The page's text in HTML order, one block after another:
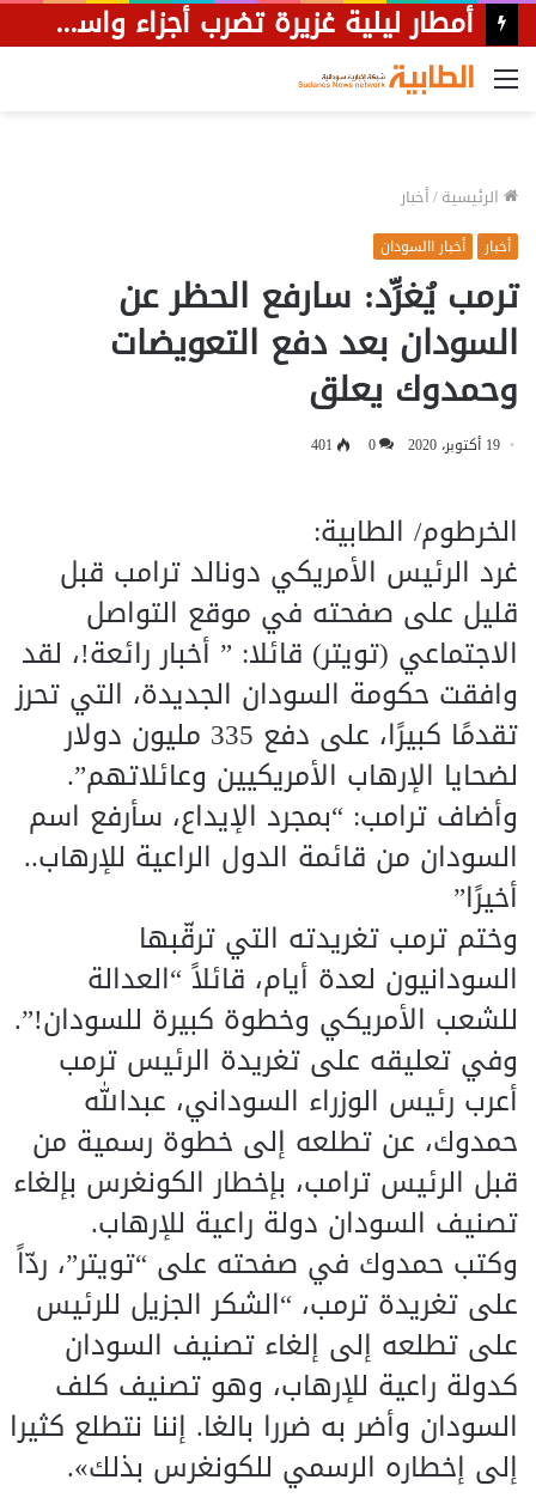
أمطار ليلية غزيرة تضرب أجزاء واسعة من محلية شرق الجزيرة.
القائمة
الرئيسية/أخبار
أخبار أخبار االسودان
ترمب يُغرِّد: سارفع الحظر عن
السودان بعد دفع التعويضات
وحمدوك يعلق
19 أكتوبر، 2020 0
401
الخرطوم/ الطابية:
غرد الرئيس الأمريكي دونالد ترامب قبل
قليل على صفحته في موقع التواصل
الاجتماعي (تويتر) قائلا: ” أخبار رائعة!، لقد
وافقت حكومة السودان الجديدة، التي تحرز
تقدمًا كبيرًا، على دفع 335 مليون دولار
لضحايا الإرهاب الأمريكيين وعائلاتهم”.
وأضاف ترامب: “بمجرد الإيداع، سأرفع اسم
السودان من قائمة الدول الراعية للإرهاب..
أخيرًا”
وختم ترمب تغريدته التي ترقّبها
السودانيون لعدة أيام، قائلاً “العدالة
للشعب الأمريكي وخطوة كبيرة للسودان!”.
وفي تعليقه على تغريدة الرئيس ترمب
أعرب رئيس الوزراء السوداني، عبدالله
حمدوك، عن تطلعه إلى خطوة رسمية من
قبل الرئيس ترامب، بإخطار الكونغرس بإلغاء
تصنيف السودان دولة راعية للإرهاب.
وكتب حمدوك في صفحته على “تويتر”، ردّاً
على تغريدة ترمب، “الشكر الجزيل للرئيس
على تطلعه إلى إلغاء تصنيف السودان
كدولة راعية للإرهاب، وهو تصنيف كلف
السودان وأضر به ضررا بالغا. إننا نتطلع كثيرا
إلى إخطاره الرسمي للكونغرس بذلك».